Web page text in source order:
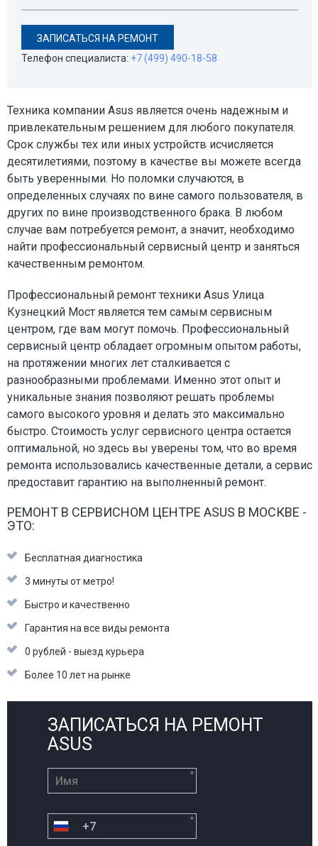
ЗАПИСАТЬСЯ НА РЕМОНТ
Телефон специалиста: +7 (499) 490-18-58
Техника компании Asus является очень надежным и
привлекательным решением для любого покупателя.
Срок службы тех или иных устройств исчисляется
десятилетиями, поэтому в качестве вы можете всегда
быть уверенными. Но поломки случаются, в
определенных случаях по вине самого пользователя, в
других по вине производственного брака. В любом
случае вам потребуется ремонт, а значит, необходимо
найти профессиональный сервисный центр и заняться
качественным ремонтом.
Профессиональный ремонт техники Asus Улица
Кузнецкий Мост является тем самым сервисным
центром, где вам могут помочь. Профессиональный
сервисный центр обладает огромным опытом работы,
на протяжении многих лет сталкивается с
разнообразными проблемами. Именно этот опыт и
уникальные знания позволяют решать проблемы
самого высокого уровня и делать это максимально
быстро. Стоимость услуг сервисного центра остается
оптимальной, но здесь вы уверены том, что во время
ремонта использовались качественные детали, а сервис
предоставит гарантию на выполненный ремонт.
РЕМОНТ В СЕРВИСНОМ ЦЕНТРЕ ASUS В МОСКВЕ -
ЭТО:
Бесплатная диагностика
3 минуты от метро!
Быстро и качественно
Гарантия на все виды ремонта
0 рублей - выезд курьера
Более 10 лет на рынке
ЗАПИСАТЬСЯ НА РЕМОНТ
ASUS
*
*